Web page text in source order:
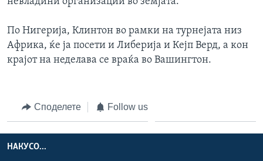
По Нигерија, Клинтон во рамки на турнејата низ
Африка, ќе ја посети и Либерија и Кејп Верд, а кон
крајот на неделава се враќа во Вашингтон.
Споделете Follow us
НАКУСО...